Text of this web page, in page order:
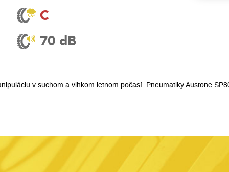
C
70 dB
v suchom a vlhkom letnom počasí. Pneumatiky Austone